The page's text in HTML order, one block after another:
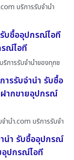
บริการรับจำนำ
บซื้ออุปกรณ์ไอที
รณ์ไอที
การรับจำนำของทุกช
รรับจำนำ รับซื้อ
ากขายอุปกรณ์
านํา.com บริการรับจำ
นำ รับซื้ออุปกรณ์
อุปกรณ์ไอที